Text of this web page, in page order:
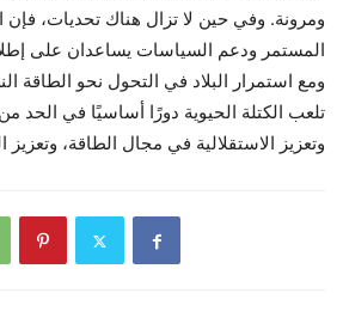
ومرونة. وفي حين لا تزال هناك تحديات، فإن
المستمر ودعم السياسات يساعدان على إطلاق
ومع استمرار البلاد في التحول نحو الطاقة
تلعب الكتلة الحيوية دورًا أساسيًا في الحد من
وتعزيز الاستقلالية في مجال الطاقة، وتعزيز